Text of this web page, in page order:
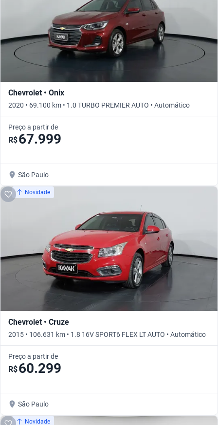
Chevrolet • Onix
2020 • 69.100 km • 1.0 TURBO PREMIER AUTO • Automático
Preço a partir de
R$67.999
São Paulo
Novidade
Chevrolet • Cruze
2015 • 106.631 km • 1.8 16V SPORT6 FLEX LT AUTO • Automático
Preço a partir de
R$60.299
São Paulo
Novidade